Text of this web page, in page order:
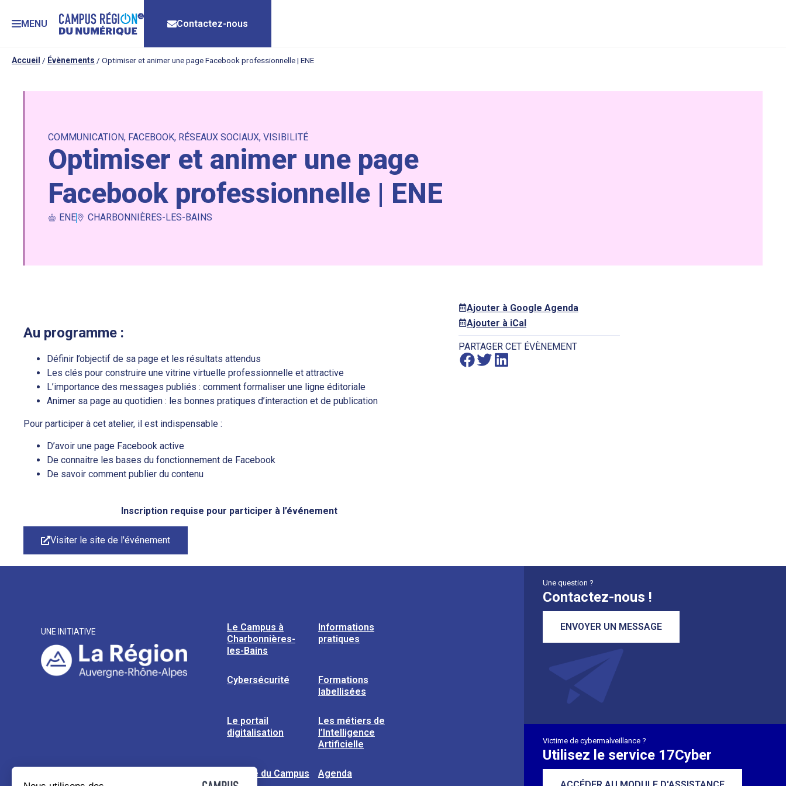
MENU Contactez-nous
Accueil / Évènements / Optimiser et animer une page Facebook professionnelle | ENE
COMMUNICATION, FACEBOOK, RÉSEAUX SOCIAUX, VISIBILITÉ
Optimiser et animer une page
Facebook professionnelle | ENE
ENE CHARBONNIÈRES-LES-BAINS
Au programme :
Définir l’objectif de sa page et les résultats attendus
Les clés pour construire une vitrine virtuelle professionnelle et attractive
L’importance des messages publiés : comment formaliser une ligne éditoriale
Animer sa page au quotidien : les bonnes pratiques d’interaction et de publication
Pour participer à cet atelier, il est indispensable :
D’avoir une page Facebook active
De connaitre les bases du fonctionnement de Facebook
De savoir comment publier du contenu
Inscription requise pour participer à l’événement
Visiter le site de l'événement
Ajouter à Google Agenda
Ajouter à iCal
PARTAGER CET ÉVÈNEMENT
UNE INITIATIVE
Le Campus à
Charbonnières-
les-Bains
Informations
pratiques
Cybersécurité
Formations
labellisées
Le portail
digitalisation
Les métiers de
l’Intelligence
Artificielle
L’usine du Campus Agenda
Une question ?
Contactez-nous !
ENVOYER UN MESSAGE
Victime de cybermalveillance ?
Utilisez le service 17Cyber